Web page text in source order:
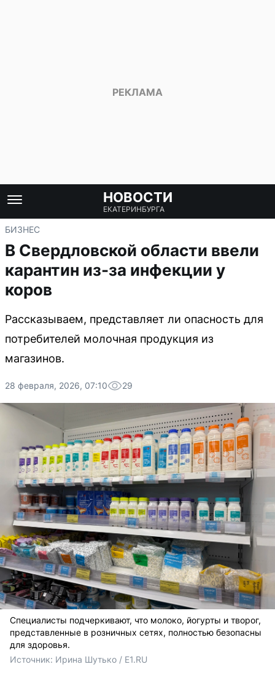
НОВОСТИ
ЕКАТЕРИНБУРГА
БИЗНЕС
В Свердловской области ввели
карантин из-за инфекции у
коров
Рассказываем, представляет ли опасность для
потребителей молочная продукция из
магазинов.
28 февраля, 2026, 07:10 29
Специалисты подчеркивают, что молоко, йогурты и творог,
представленные в розничных сетях, полностью безопасны
для здоровья.
Источник: Ирина Шутько / E1.RU